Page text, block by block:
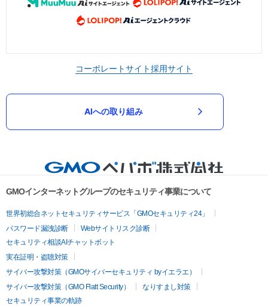
コーポレートサイト採用サイト
AIへの取り組み
GMOインターネットグループのセキュリティ事業について
世界初総合ネットセキュリティサービス「GMOセキュリティ24」
パスワード漏洩診断
Webサイトリスク診断
セキュリティ相談AIチャットボット
実在証明・盗聴対策
サイバー攻撃対策（GMOサイバーセキュリティ byイエラエ）
サイバー攻撃対策（GMO Flatt Security）
なりすまし対策
セキュリティ事業の軌跡